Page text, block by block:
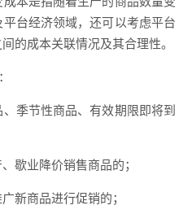
台经济领域，还可以考虑平台
的成本关联情况及其合理性。
季节性商品、有效期限即将到
业降价销售商品的；
商品进行促销的；